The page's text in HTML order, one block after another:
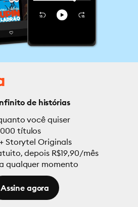
de histórias
você quiser
títulos
Storytel Originals
depois R$19,90/mês
qualquer momento
Assine agora